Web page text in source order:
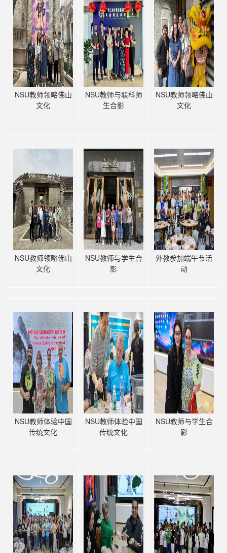
NSU教师领略佛山
文化
NSU教师与联科师
生合影
NSU教师领略佛山
文化
NSU教师领略佛山
文化
NSU教师与学生合
影
外教参加端午节活
动
NSU教师体验中国
传统文化
NSU教师体验中国
传统文化
NSU教师与学生合
影